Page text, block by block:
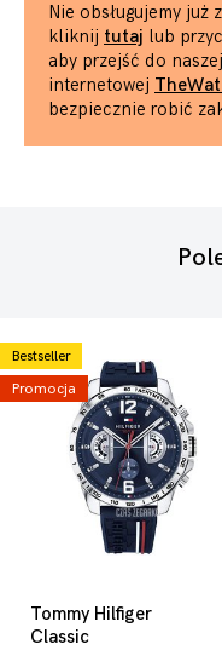
Nie obsługujemy już
kliknij tutaj lub
aby przejść do
internetowej
bezpiecznie robić
Bestseller
Promocja
Tommy Hilfiger
Classic